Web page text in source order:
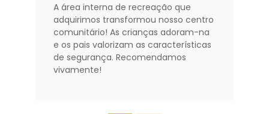
A área interna de recreação que
adquirimos transformou nosso centro
comunitário! As crianças adoram-na
e os pais valorizam as características
de segurança. Recomendamos
vivamente!